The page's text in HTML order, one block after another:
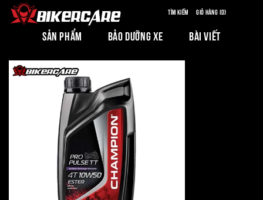
Tìm kiếm Giỏ hàng (0)
SẢN PHẨM BẢO DƯỠNG XE BÀI VIẾT